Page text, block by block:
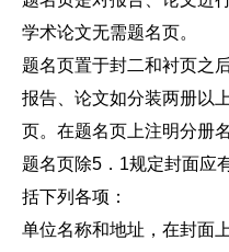
学术论文无需题名页。
题名页置于封二和衬页之
报告、论文如分装两册以
页。在题名页上注明分册
题名页除5．1规定封面应
括下列各项：
单位名称和地址，在封面